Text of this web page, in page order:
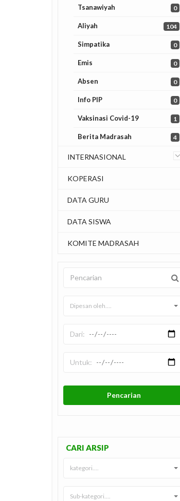
Tsanawiyah 0
Aliyah 104
Simpatika 0
Emis 0
Absen 0
Info PIP 0
Vaksinasi Covid-19 1
Berita Madrasah 4
INTERNASIONAL
KOPERASI
DATA GURU
DATA SISWA
KOMITE MADRASAH
Dipesan oleh....
CARI ARSIP
kategori....
Sub-kategori....